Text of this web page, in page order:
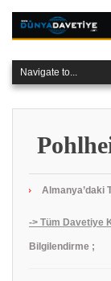
Almanya’daki
-> Tüm Davetiye
Bilgilendirme ;